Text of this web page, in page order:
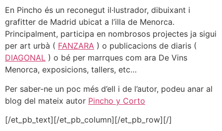
En Pincho és un reconegut il·lustrador, dibuixant i
grafitter de Madrid ubicat a l’illa de Menorca.
Principalment, participa en nombrosos projectes ja sigui
per art urbà ( FANZARA ) o publicacions de diaris (
DIAGONAL ) o bé per marrques com ara De Vins
Menorca, exposicions, tallers, etc…
Per saber-ne un poc més d’ell i de l’autor, podeu anar al
blog del mateix autor Pincho y Corto
[/et_pb_text][/et_pb_column][/et_pb_row][/]